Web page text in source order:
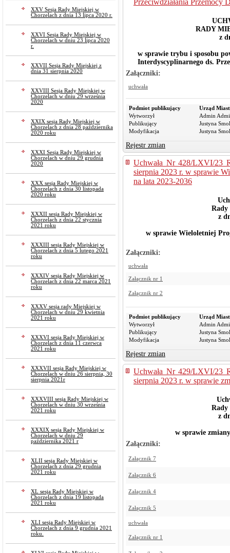
XXV Sesja Rady Miejskiej w
Chorzelach z dnia 13 lipca 2020 r.
XXVI Sesja Rady Miejskiej w
Chorzelach w dniu 23 lipca 2020
r.
XXVII Sesja Rady Miejskiej z
dnia 31 sierpnia 2020
XXVIII Sesja Rady Miejskiej w
Chorzelach w dniu 29 września
2020
XXIX sesja Rady Miejskiej w
Chorzelach z dnia 28 października
2020 roku
XXXI Sesja Rady Miejskiej w
Chorzelach w dniu 29 grudnia
2020
XXX sesja Rady Miejskiej w
Chorzelach z dnia 30 listopada
2020 roku
XXXII sesja Rady Miejskiej w
Chorzelach z dnia 22 stycznia
2021 roku
XXXIII sesja Rady Miejskiej w
Chorzelach z dnia 5 lutego 2021
roku
XXXIV sesja Rady Miejskiej w
Chorzelach z dnia 22 marca 2021
roku
XXXV sesja rady Miejskiej w
Chorzelach w dniu 29 kwietnia
2021 roku
XXXVI sesja Rady Miejskiej w
Chorzelach z dnia 11 czerwca
2021 roku
XXXVII sesja Rady Miejskiej w
Chorzelach w dniu 26 sierpnia, 30
sierpnia 2021r
XXXVIII sesja Rady Miejskiej w
Chorzelach w dniu 30 września
2021 roku
XXXIX sesja Rady Miejskiej w
Chorzelach w dniu 29
października 2021 r
XLII sesja Rady Miejskiej w
Chorzelach z dnia 29 grudnia
2021 roku
XL sesja Rady Miejskiej w
Chorzelach z dnia 19 listopada
2021 roku
XLI sesja Rady Miejskiej w
Chorzelach z dnia 9 grudnia 2021
roku.
RADY
z
w sprawie trybu i sposobu
Interdyscyplinarnego ds.
Załączniki:
uchwała
Podmiot publikujący
Urząd
Wytworzył
Admin
Publikujący
Justyna
Modyfikacja
Justyna
Rejestr zmian
Uchwała Nr 428/LXVI/23
sierpnia 2023 r. w sprawie
na lata 2023-2036
Rady
z
w sprawie Wieloletniej
Załączniki:
uchwała
Załącznik nr 1
Załącznik nr 2
Podmiot publikujący
Urząd
Wytworzył
Admin
Publikujący
Justyna
Modyfikacja
Justyna
Rejestr zmian
Uchwała Nr 429/LXVI/23
sierpnia 2023 r. w sprawie
Rady
z
w sprawie
Załączniki:
Załącznik 7
Załącznik 6
Załącznik 4
Załącznik 5
uchwała
Załącznik nr 1